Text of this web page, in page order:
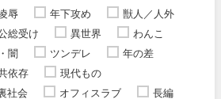
辱 年下攻め
獣人／人外
総受け 異世界
わんこ
闇 ツンデレ
年の差
依存
現代もの
社会
オフィスラブ
長編